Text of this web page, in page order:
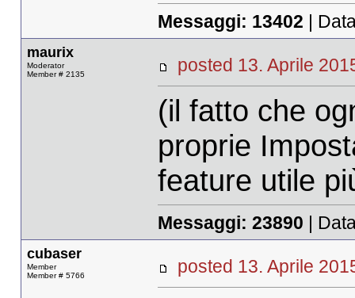
Messaggi: 13402 |
maurix
Moderator
Member # 2135
posted 13. Aprile
(il fatto che
proprie
feature utile
Messaggi: 23890 |
cubaser
Member
Member # 5766
posted 13. Aprile